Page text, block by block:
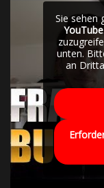
Sie sehen
YouTube
unten.
an